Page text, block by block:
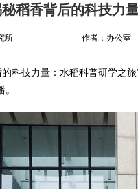
稻香背后的科技力
所 作者：办公室
科技力量：水稻科普研学之